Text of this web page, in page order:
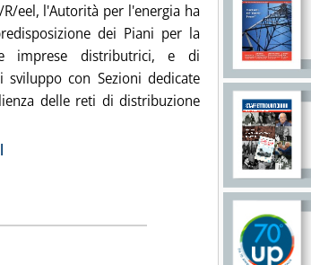
eel, l'Autorità per l'energia ha
dei Piani per la
imprese distributrici, e di
sviluppo con Sezioni dedicate
delle reti di distribuzione
la notizia: 'Distribuzione elettrica,